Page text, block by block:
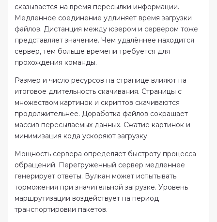
сказывается на время пересылки информации.
Медленное соединение удлиняет время загрузки
файлов. Дистанция между юзером и сервером тоже
представляет значение. Чем удалённее находится
сервер, тем больше времени требуется для
прохождения команды.
Размер и число ресурсов на странице влияют на
итоговое длительность скачивания. Страницы с
множеством картинок и скриптов скачиваются
продолжительнее. Доработка файлов сокращает
массив пересылаемых данных. Сжатие картинок и
минимизация кода ускоряют загрузку.
Мощность сервера определяет быстроту процесса
обращений. Перегруженный сервер медленнее
генерирует ответы. Вулкан может испытывать
торможения при значительной загрузке. Уровень
маршрутизации воздействует на период
транспортировки пакетов.